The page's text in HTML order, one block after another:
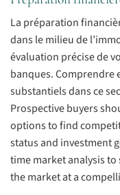
La préparation
dans le milieu de
évaluation précise de
banques. Comprendre
substantiels dans ce
Prospective buyers
options to find
status and investment
time market analysis
the market at a